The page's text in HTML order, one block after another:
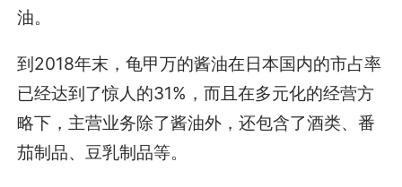
油。
到2018年末，龟甲万的酱油在日本国内的市占率
已经达到了惊人的31%，而且在多元化的经营方
略下，主营业务除了酱油外，还包含了酒类、番
茄制品、豆乳制品等。